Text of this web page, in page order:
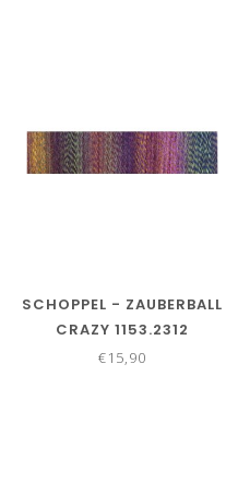
SCHOPPEL - ZAUBERBALL
CRAZY 1153.2312
€15,90